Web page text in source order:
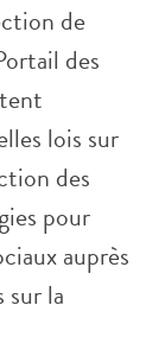
de
des
lois sur
des
pour
auprès
sur la